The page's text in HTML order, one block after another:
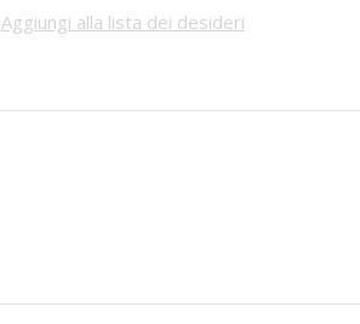
Aggiungi alla lista dei desideri